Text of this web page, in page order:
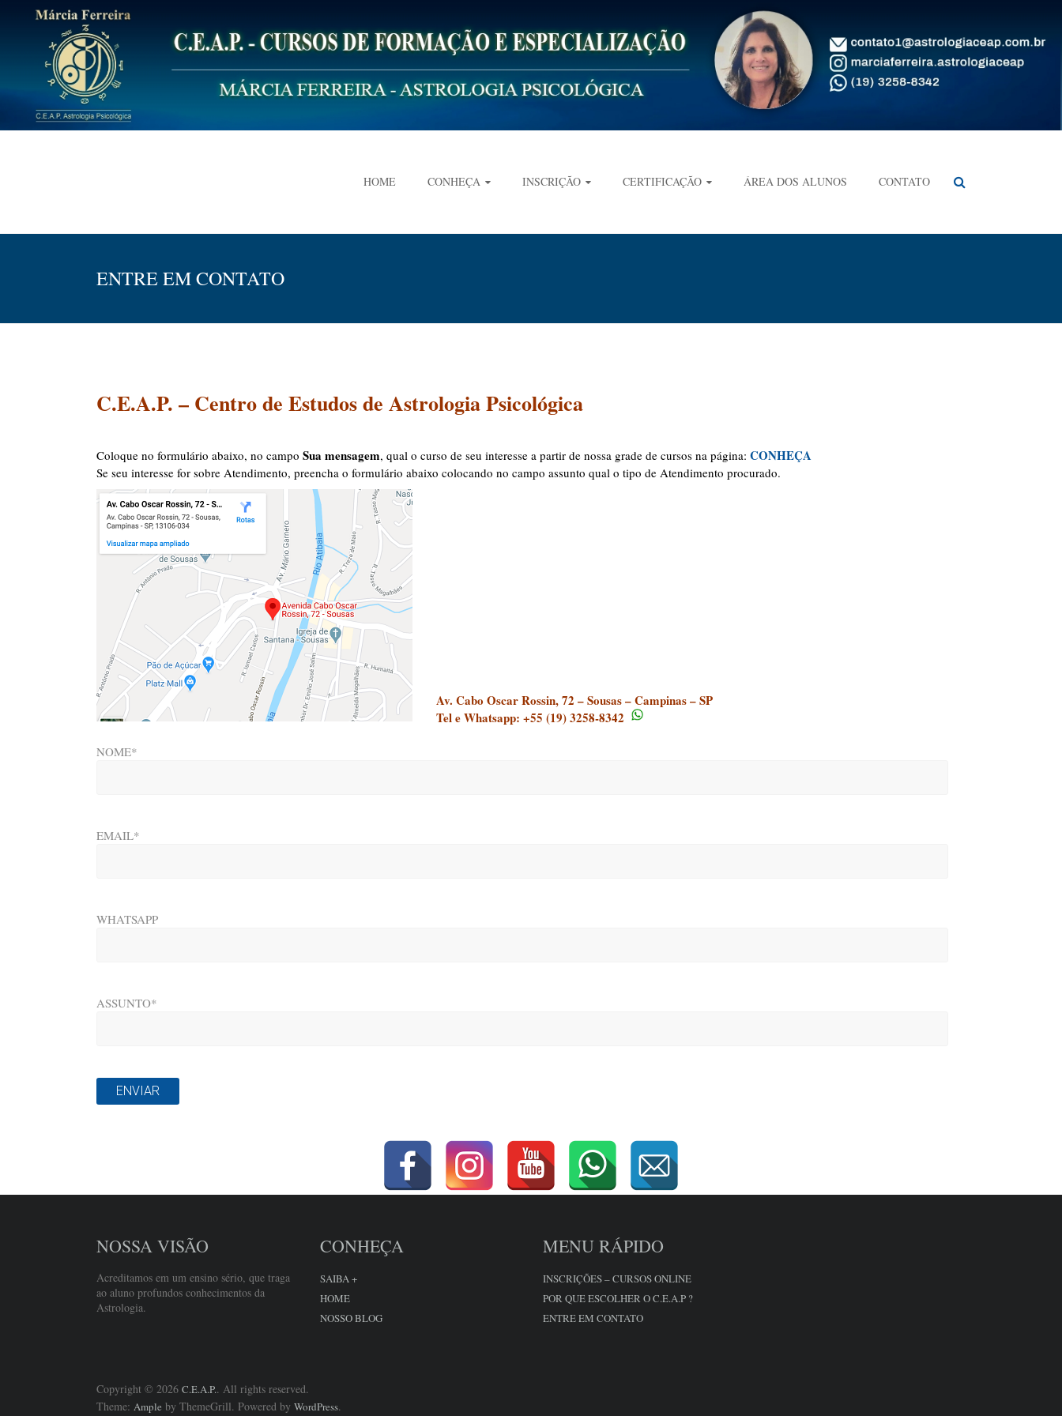
HOME CONHEÇA INSCRIÇÃO CERTIFICAÇÃO ÁREA DOS ALUNOS CONTATO
ENTRE EM CONTATO
C.E.A.P. – Centro de Estudos de Astrologia Psicológica
Coloque no formulário abaixo, no campo Sua mensagem, qual o curso de seu interesse a partir de nossa grade de cursos na página: CONHEÇA
Se seu interesse for sobre Atendimento, preencha o formulário abaixo colocando no campo assunto qual o tipo de Atendimento procurado.
Av. Cabo Oscar Rossin, 72 – Sousas – Campinas – SP
Tel e Whatsapp: +55 (19) 3258-8342
NOME*
EMAIL*
WHATSAPP
ASSUNTO*
NOSSA VISÃO
Acreditamos em um ensino sério, que traga
ao aluno profundos conhecimentos da
Astrologia.
CONHEÇA
SAIBA +
HOME
NOSSO BLOG
MENU RÁPIDO
INSCRIÇÕES – CURSOS ONLINE
POR QUE ESCOLHER O C.E.A.P ?
ENTRE EM CONTATO
Copyright © 2026 C.E.A.P.. All rights reserved.
Theme: Ample by ThemeGrill. Powered by WordPress.